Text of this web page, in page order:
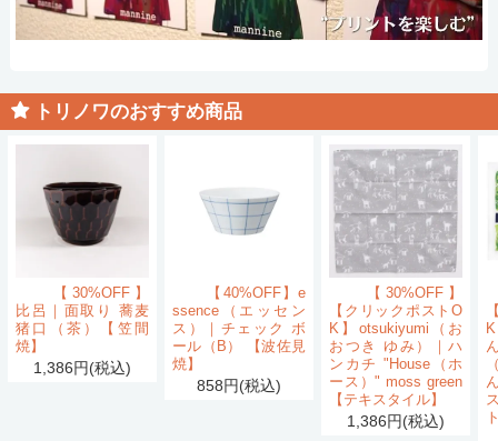
トリノワのおすすめ商品
【30%OFF】
比呂｜面取り 蕎麦
猪口（茶）【笠間
焼】
1,386円(税込)
【40%OFF】e
ssence（エッセン
ス）｜チェック ボ
ール（B） 【波佐見
焼】
858円(税込)
【30%OFF】
【クリックポストO
K】otsukiyumi（お
おつき ゆみ）｜ハ
ンカチ "House（ホ
ース）" moss green
【テキスタイル】
1,386円(税込)